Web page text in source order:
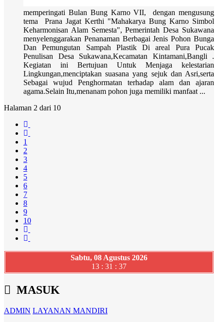
memperingati Bulan Bung Karno VII, dengan mengusung
tema Prana Jagat Kerthi "Mahakarya Bung Karno Simbol
Keharmonisan Alam Semesta", Pemerintah Desa Sukawana
menyelenggarakan Penanaman Berbagai Jenis Pohon Bunga
Dan Pemungutan Sampah Plastik Di areal Pura Pucak
Penulisan Desa Sukawana,Kecamatan Kintamani,Bangli .
Kegiatan ini Bertujuan Untuk Menjaga kelestarian
Lingkungan,menciptakan suasana yang sejuk dan Asri,serta
Sebagai wujud Penghormatan terhadap alam dan ajaran
agama.Selain Itu,menanam pohon juga memiliki manfaat ...
Halaman 2 dari 10
1
2
3
4
5
6
7
8
9
10
Sabtu, 08 Agustus 2026
13 : 31 : 39
MASUK
ADMIN LAYANAN MANDIRI